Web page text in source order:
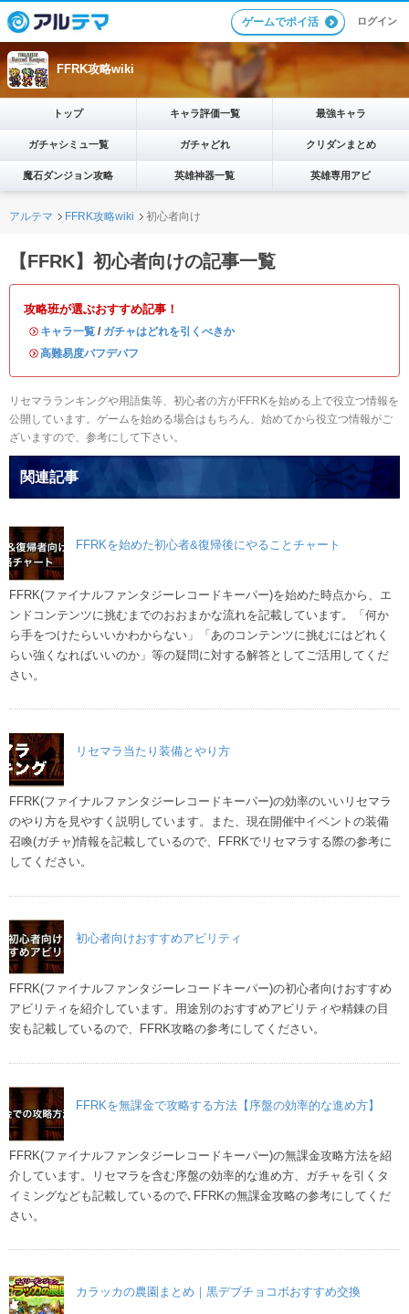
ゲームでポイ活 ログイン
FFRK攻略wiki
トップ キャラ評価一覧 最強キャラ
ガチャシミュ一覧 ガチャどれ クリダンまとめ
魔石ダンジョン攻略 英雄神器一覧 英雄専用アビ
アルテマ FFRK攻略wiki 初心者向け
【FFRK】初心者向けの記事一覧
攻略班が選ぶおすすめ記事！
・ キャラ一覧 / ガチャはどれを引くべきか
・高難易度バフデバフ
リセマラランキングや用語集等、初心者の方がFFRKを始める上で役立つ情報を
公開しています。ゲームを始める場合はもちろん、始めてから役立つ情報がご
ざいますので、参考にして下さい。
関連記事
FFRKを始めた初心者&復帰後にやることチャート
FFRK(ファイナルファンタジーレコードキーパー)を始めた時点から、エ
ンドコンテンツに挑むまでのおおまかな流れを記載しています。「何か
ら手をつけたらいいかわからない」「あのコンテンツに挑むにはどれく
らい強くなればいいのか」等の疑問に対する解答としてご活用してくだ
さい。
リセマラ当たり装備とやり方
FFRK(ファイナルファンタジーレコードキーパー)の効率のいいリセマラ
のやり方を見やすく説明しています。また、現在開催中イベントの装備
召喚(ガチャ)情報を記載しているので、FFRKでリセマラする際の参考に
してください。
初心者向けおすすめアビリティ
FFRK(ファイナルファンタジーレコードキーパー)の初心者向けおすすめ
アビリティを紹介しています。用途別のおすすめアビリティや精錬の目
安も記載しているので、FFRK攻略の参考にしてください。
FFRKを無課金で攻略する方法【序盤の効率的な進め方】
FFRK(ファイナルファンタジーレコードキーパー)の無課金攻略方法を紹
介しています。リセマラを含む序盤の効率的な進め方、ガチャを引くタ
イミングなども記載しているので､FFRKの無課金攻略の参考にしてくだ
さい。
カラッカの農園まとめ｜黒デブチョコボおすすめ交換